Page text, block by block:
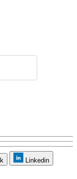
Linkedin